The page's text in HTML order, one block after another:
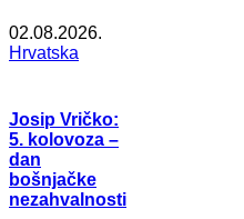
02.08.2026.
Hrvatska
Josip Vričko:
5. kolovoza –
dan
bošnjačke
nezahvalnosti